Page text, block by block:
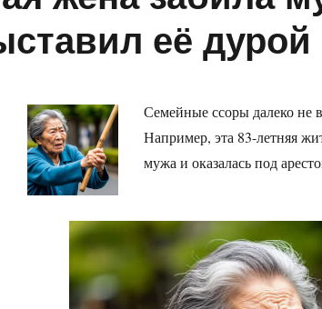
её дурой
Семейные ссоры далеко не
Например, эта 83-летняя
мужа и оказалась под